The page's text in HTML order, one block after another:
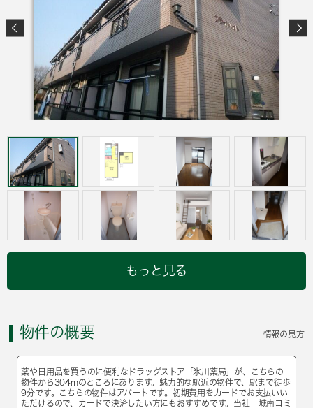
もっと見る
物件の概要 情報の見方
薬や日用品を買うのに便利なドラッグストア「氷川薬局」が、こちらの
物件から304mのところにあります。魅力的な駅近の物件で、駅まで徒歩
9分です。こちらの物件はアパートです。初期費用をカードでお支払いい
ただけるので、カードで決済したい方にもおすすめです。当社 城南コミ